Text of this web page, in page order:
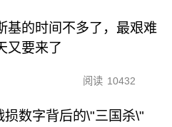
基的时间不多了，最艰难
又要来了
阅读 10432
数字背后的\"三国杀\"